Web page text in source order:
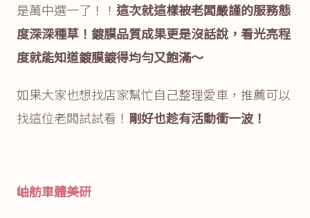
是萬中選一了！！ 這次就這樣被老闆嚴謹的服務態
度深深種草！ 鍍膜品質成果更是沒話說，看光亮程
度就能知道鍍膜鍍得均勻又飽滿～
如果大家也想找店家幫忙自己整理愛車，推薦可以
找這位老闆試試看！ 剛好也趁有活動衝一波！
岫舫車體美研